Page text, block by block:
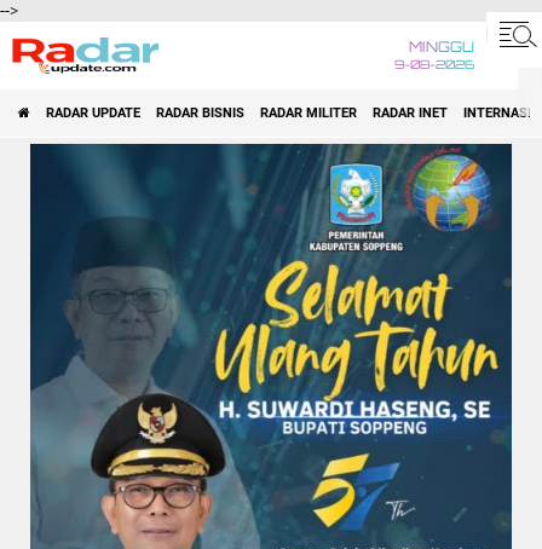
-->
MINGGU
9-08-2026
RADAR UPDATE RADAR BISNIS RADAR MILITER RADAR INET